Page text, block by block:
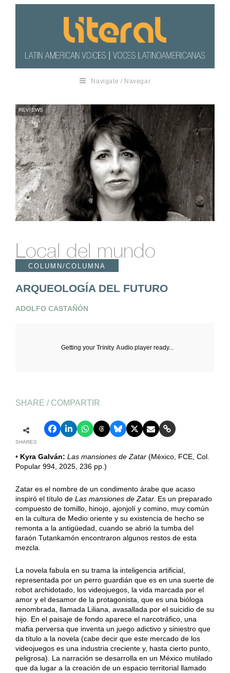
Navigate / Navegar
REVIEWS
Local del mundo
COLUMN/COLUMNA
ARQUEOLOGÍA DEL FUTURO
ADOLFO CASTAÑÓN
Getting yourTrinity Audio player ready...
SHARE / COMPARTIR
SHARES
• Kyra Galván: Las mansiones de Zatar(México, FCE, Col.
Popular 994, 2025, 236 pp.)
Zatar es el nombre de un condimento árabe que acaso
inspiró el título de Las mansiones de Zatar. Es un preparado
compuesto de tomillo, hinojo, ajonjolí y comino, muy común
en la cultura de Medio oriente y su existencia de hecho se
remonta a la antigüedad, cuando se abrió la tumba del
faraón Tutankamón encontraron algunos restos de esta
mezcla.
La novela fabula en su trama la inteligencia artificial,
representada por un perro guardián que es en una suerte de
robot archidotado, los videojuegos, la vida marcada por el
amor y el desamor de la protagonista, que es una bióloga
renombrada, llamada Liliana, avasallada por el suicidio de su
hijo. En el paisaje de fondo aparece el narcotráfico, una
mafia perversa que inventa un juego adictivo y siniestro que
da título a la novela (cabe decir que este mercado de los
videojuegos es una industria creciente y, hasta cierto punto,
peligrosa). La narración se desarrolla en un México mutilado
que da lugar a la creación de un espacio territorial llamado